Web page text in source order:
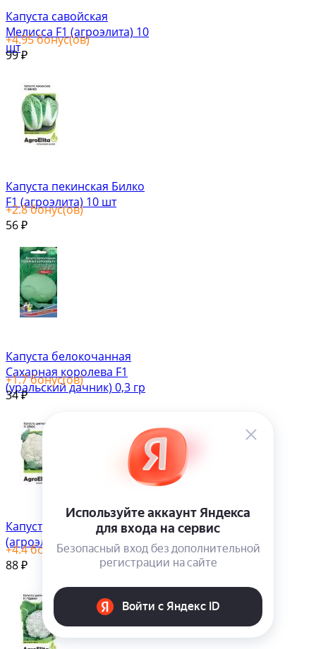
Капуста савойская
Мелисса F1 (агроэлита) 10
шт
+4.95бонус(ов)
99₽
Капуста пекинская Билко
F1 (агроэлита) 10 шт
+2.8бонус(ов)
56 ₽
Капуста белокочанная
Сахарная королева F1
(уральский дачник) 0,3 гр
+1.7бонус(ов)
34₽
Капуста цветная Брюс F1
(агроэлита) 10 шт
+4.4бонус(ов)
88 ₽